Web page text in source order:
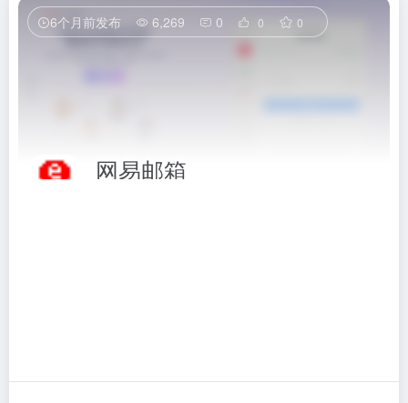
6个月前发布 6,269 0 0 0
网易邮箱